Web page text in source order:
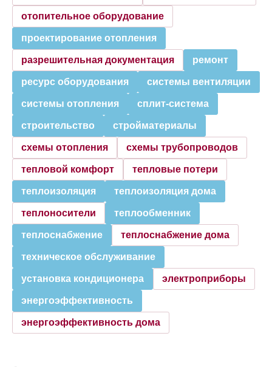
отопительное оборудование
проектирование отопления
разрешительная документация ремонт
ресурс оборудования системы вентиляции
системы отопления сплит-система
строительство стройматериалы
схемы отопления схемы трубопроводов
тепловой комфорт тепловые потери
теплоизоляция теплоизоляция дома
теплоносители теплообменник
теплоснабжение теплоснабжение дома
техническое обслуживание
установка кондиционера электроприборы
энергоэффективность
энергоэффективность дома